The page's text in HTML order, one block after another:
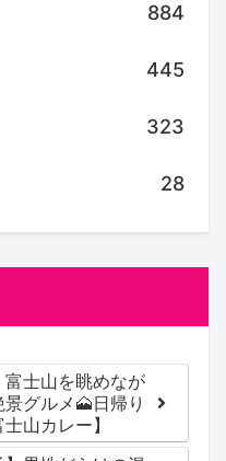
884
445
323
28
富士山を眺めなが
グルメ🗻日帰り
山カレー】